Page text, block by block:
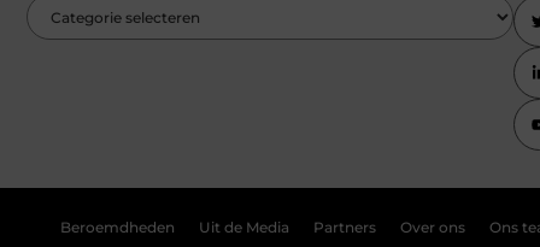
Beroemdheden Uit de Media Partners Over ons Ons